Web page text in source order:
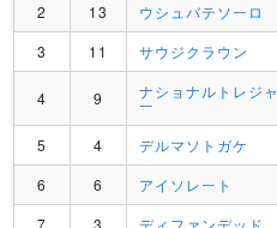
2 13 ウシュバテソーロ
3
11 サウジクラウン
4 9 ナショナルトレジャ
ー
5 4 デルマソトガケ
6
6 アイソレート
7
3 ディファンデッド